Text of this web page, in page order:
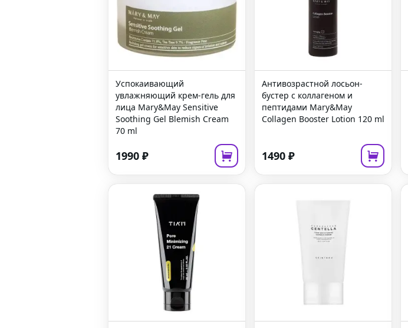
Успокаивающий
увлажняющий крем-гель для
лица Mary&May Sensitive
Soothing Gel Blemish Cream
70 ml
1990 ₽
Антивозрастной лосьон-
бустер с коллагеном и
пептидами Mary&May
Collagen Booster Lotion 120 ml
1490 ₽